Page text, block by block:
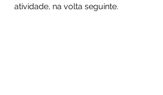
atividade, na volta seguinte.